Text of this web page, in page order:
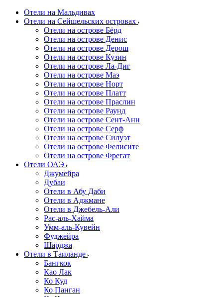
Отели на Мальдивах
Отели на Сейшельских островах
Отели на острове Бёрд
Отели на острове Денис
Отели на острове Дерош
Отели на острове Кузин
Отели на острове Ла-Диг
Отели на острове Маэ
Отели на острове Норт
Отели на острове Платт
Отели на острове Праслин
Отели на острове Раунд
Отели на острове Сент-Анн
Отели на острове Серф
Отели на острове Силуэт
Отели на острове Фелисите
Отели на острове Фрегат
Отели ОАЭ
Джумейра
Дубаи
Отели в Абу Даби
Отели в Аджмане
Отели в Джебель-Али
Рас-аль-Хайма
Умм-аль-Кувейн
Фуджейра
Шарджа
Отели в Таиланде
Бангкок
Као Лак
Ко Куд
Ко Панган